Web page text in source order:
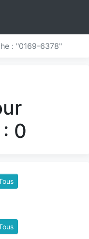
: "0169-6378"
0